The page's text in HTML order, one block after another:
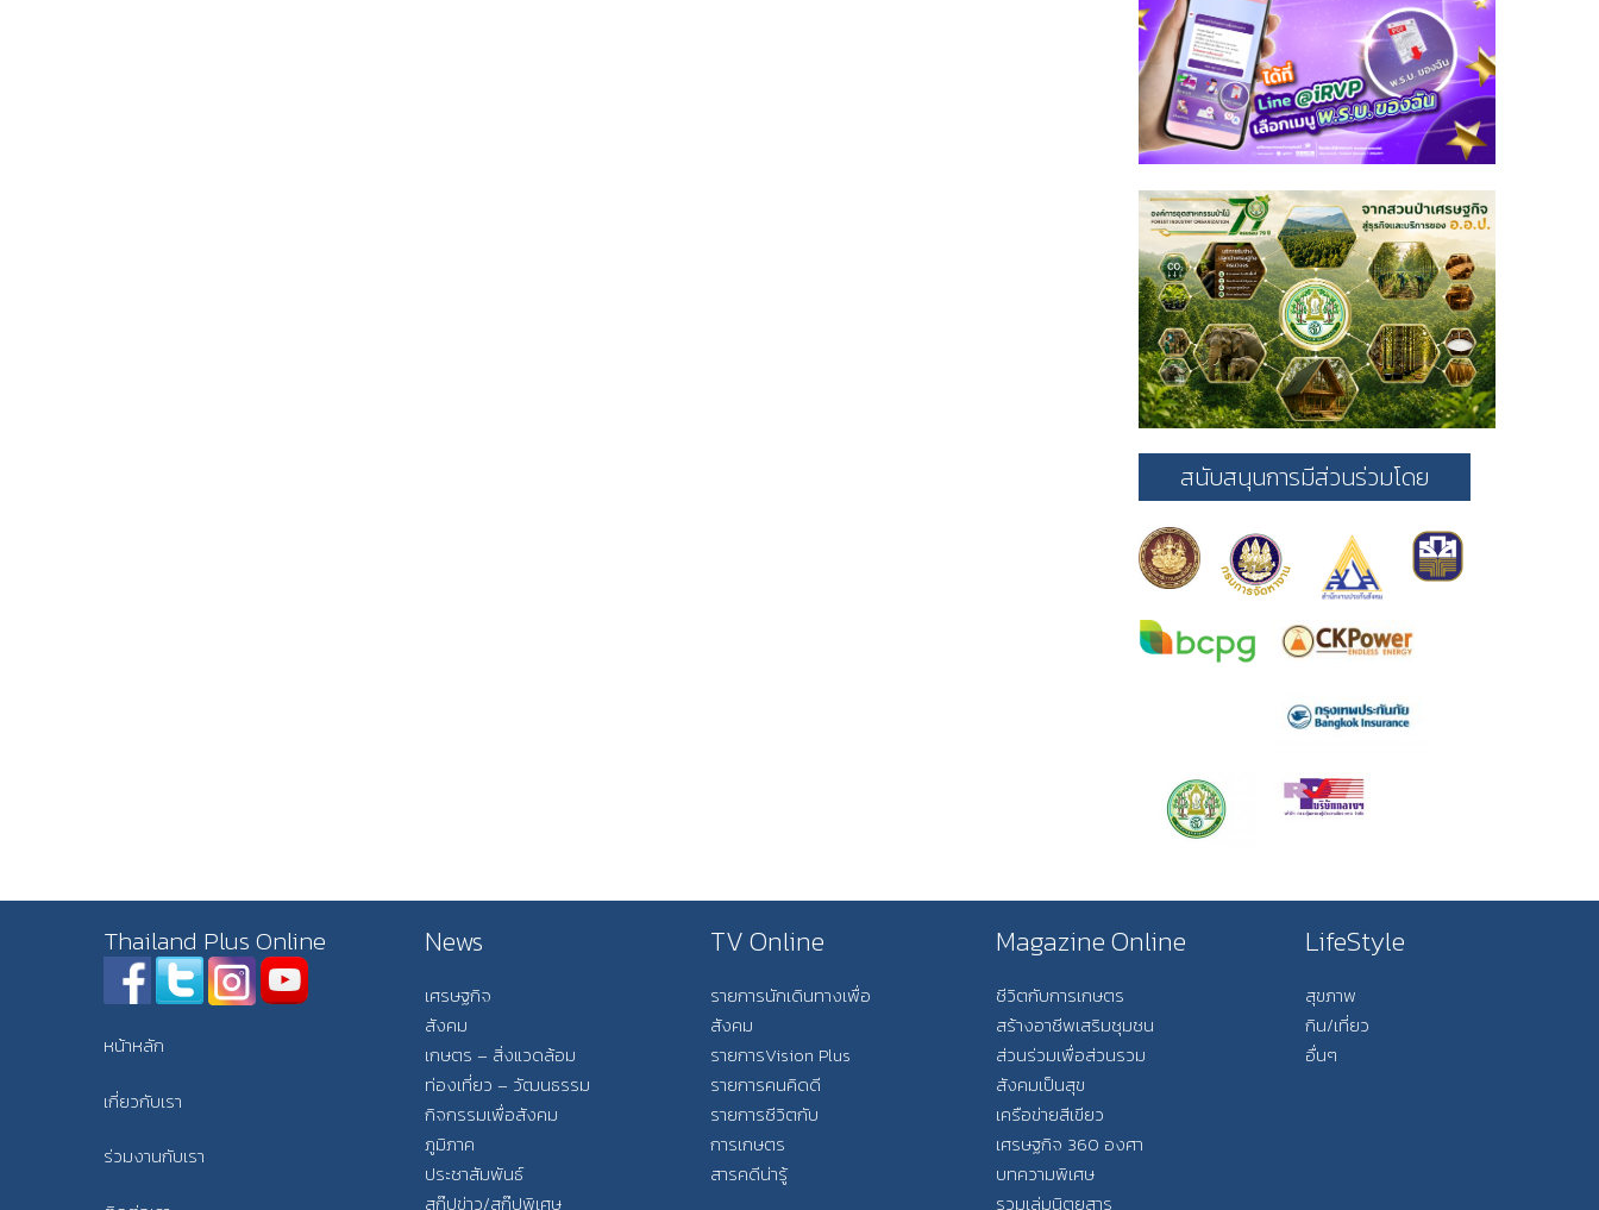
สนับสนุนการมีส่วนร่วมโดย
Thailand Plus Online
หน้าหลัก
เกี่ยวกับเรา
ร่วมงานกับเรา
News
เศรษฐกิจ
สังคม
เกษตร – สิ่งแวดล้อม
ท่องเที่ยว – วัฒนธรรม
กิจกรรมเพื่อสังคม
ภูมิภาค
ประชาสัมพันธ์
สกู๊ปข่าว/สกู๊ปพิเศษ
TV Online
รายการนักเดินทางเพื่อ
สังคม
รายการVision Plus
รายการคนคิดดี
รายการชีวิตกับ
การเกษตร
สารคดีน่ารู้
Magazine Online
ชีวิตกับการเกษตร
สร้างอาชีพเสริมชุมชน
ส่วนร่วมเพื่อส่วนรวม
สังคมเป็นสุข
เครือข่ายสีเขียว
เศรษฐกิจ 360 องศา
บทความพิเศษ
รวมเล่มนิตยสาร
LifeStyle
สุขภาพ
กิน/เที่ยว
อื่นๆ